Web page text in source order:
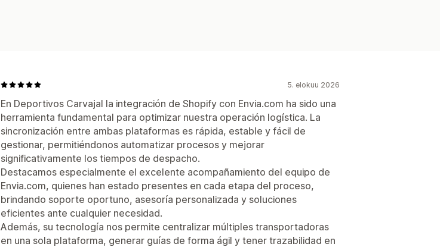
5. elokuu 2026
En Deportivos Carvajal la integración de Shopify con Envia.com ha sido una
herramienta fundamental para optimizar nuestra operación logística. La
sincronización entre ambas plataformas es rápida, estable y fácil de
gestionar, permitiéndonos automatizar procesos y mejorar
significativamente los tiempos de despacho.
Destacamos especialmente el excelente acompañamiento del equipo de
Envia.com, quienes han estado presentes en cada etapa del proceso,
brindando soporte oportuno, asesoría personalizada y soluciones
eficientes ante cualquier necesidad.
Además, su tecnología nos permite centralizar múltiples transportadoras
en una sola plataforma, generar guías de forma ágil y tener trazabilidad en